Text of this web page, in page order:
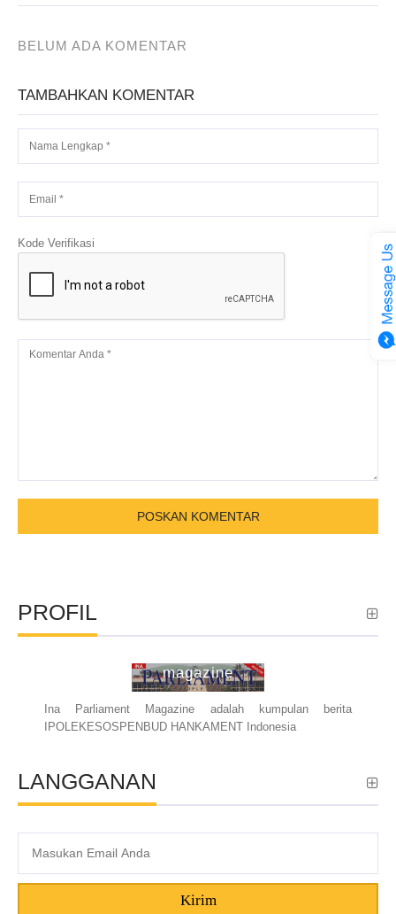
BELUM ADA KOMENTAR
TAMBAHKAN KOMENTAR
Kode Verifikasi
PROFIL
magazine
Ina Parliament Magazine adalah kumpulan berita
IPOLEKESOSPENBUD HANKAMENT Indonesia
LANGGANAN
Kirim